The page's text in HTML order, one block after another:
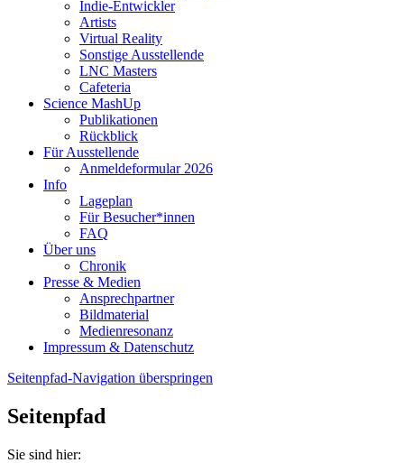
Indie-Entwickler
Artists
Virtual Reality
Sonstige Ausstellende
LNC Masters
Cafeteria
Science MashUp
Publikationen
Rückblick
Für Ausstellende
Anmeldeformular 2026
Info
Lageplan
Für Besucher*innen
FAQ
Über uns
Chronik
Presse & Medien
Ansprechpartner
Bildmaterial
Medienresonanz
Impressum & Datenschutz
Seitenpfad-Navigation überspringen
Seitenpfad
Sie sind hier: